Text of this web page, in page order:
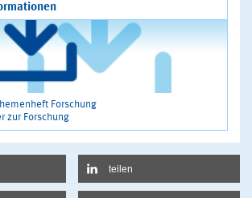
Forschung
zur Forschung
teilen